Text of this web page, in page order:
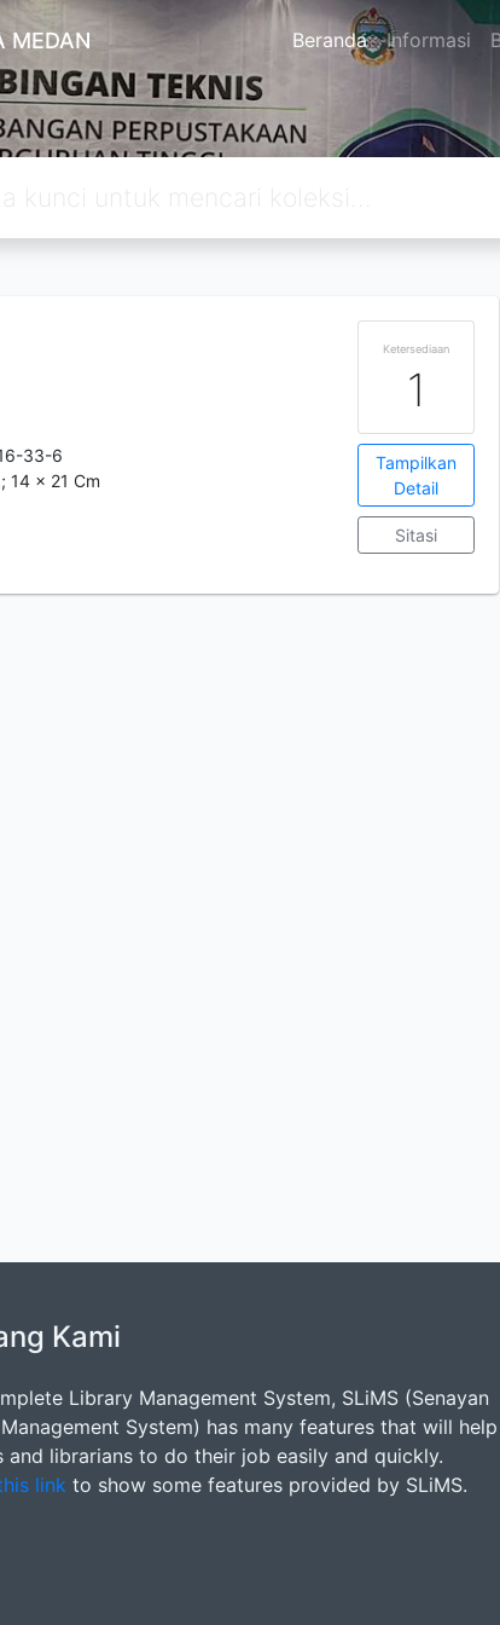
MEDAN Beranda Informasi
33-6
14 x 21 Cm
Ketersediaan
1
Tampilkan
Detail
Sitasi
Kami
Library Management System, SLiMS (Senayan
System) has many features that will help
and librarians to do their job easily and quickly.
link to show some features provided by SLiMS.